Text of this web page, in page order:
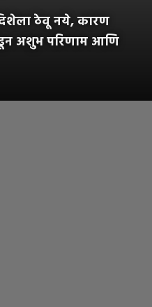
ठेवू नये, कारण
अशुभ परिणाम आणि